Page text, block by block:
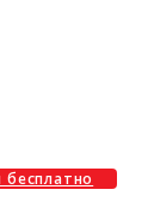
бесплатно